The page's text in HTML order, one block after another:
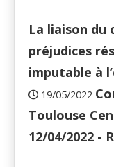
La liaison
préjudices
imputable à
19/05/2022
Toulouse
12/04/2022 -